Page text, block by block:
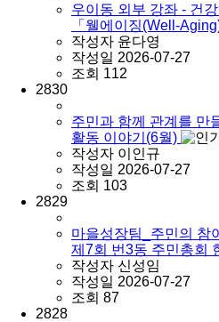
우이동 외부 강좌 - 건
「웰에이징(Well-
작성자 윤다영
작성일 2026-07-27
조회 112
2830
주민과 함께 관계를 만
활동 이야기(6월)
작성자 이인규
작성일 2026-07-27
조회 103
2829
마을성장팀_주민의 참
제7회 번3동 주민총회
작성자 신성임
작성일 2026-07-27
조회 87
2828